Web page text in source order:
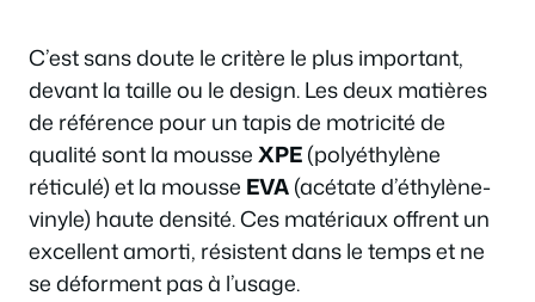
C’est sans doute le critère le plus important,
devant la taille ou le design. Les deux matières
de référence pour un tapis de motricité de
qualité sont la mousseXPE(polyéthylène
réticulé) et la mousse EVA(acétate d’éthylène-
vinyle) haute densité. Ces matériaux offrent un
excellent amorti, résistent dans le temps et ne
se déforment pas à l’usage.